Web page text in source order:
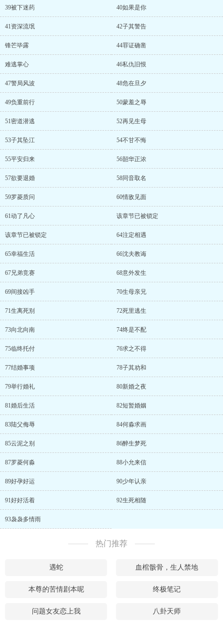
39被下迷药 40如果是你
41资深流氓 42子其警告
锋芒毕露 44罪证确凿
难逃掌心 46私仇旧恨
47警局风波 48危在旦夕
49负重前行 50蒙羞之辱
51密道潜逃 52再见生母
53子其坠江 54不甘不悔
55平安归来 56韶华正浓
57欲要退婚 58同音取名
59罗菱质问 60情敌见面
61动了凡心 该章节已被锁定
该章节已被锁定 64注定相遇
65幸福生活 66沈夫教诲
67兄弟竞赛 68意外发生
69间接凶手 70生母亲兄
71生离死别 72死里逃生
73向北向南 74终是不配
75临终托付 76求之不得
77结婚事项 78子其劝和
79举行婚礼 80新婚之夜
81婚后生活 82短暂婚姻
83陆父侮辱 84何淼求画
85云泥之别 86醉生梦死
87罗菱何淼 88小允来信
89好孕好运 90少年认亲
91好好活着 92生死相随
93袅袅多情雨
热门推荐
遇蛇 血棺骸骨，生人禁地
本尊的苦情剧本呢 终极笔记
问题女友恋上我 八卦天师